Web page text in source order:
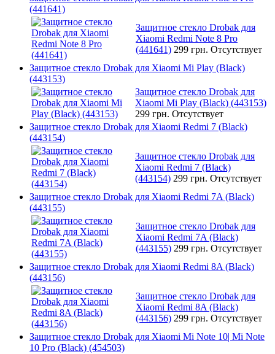
(441641)
Защитное стекло Drobak для
Xiaomi Redmi Note 8 Pro
(441641) 299 грн. Отсутствует
Защитное стекло Drobak для Xiaomi Mi Play (Black)
(443153)
Защитное стекло Drobak для
Xiaomi Mi Play (Black) (443153)
299 грн. Отсутствует
Защитное стекло Drobak для Xiaomi Redmi 7 (Black)
(443154)
Защитное стекло Drobak для
Xiaomi Redmi 7 (Black)
(443154) 299 грн. Отсутствует
Защитное стекло Drobak для Xiaomi Redmi 7A (Black)
(443155)
Защитное стекло Drobak для
Xiaomi Redmi 7A (Black)
(443155) 299 грн. Отсутствует
Защитное стекло Drobak для Xiaomi Redmi 8A (Black)
(443156)
Защитное стекло Drobak для
Xiaomi Redmi 8A (Black)
(443156) 299 грн. Отсутствует
Защитное стекло Drobak для Xiaomi Mi Note 10| Mi Note
10 Pro (Black) (454503)